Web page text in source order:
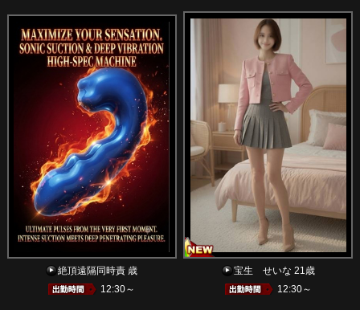
絶頂遠隔同時責 歳
12:30～
宝生 せいな 21歳
12:30～